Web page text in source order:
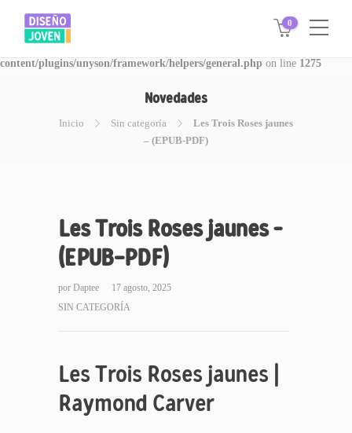
Warning: Invalid argument supplied for foreach() in
/www/disegnojoven.com.ar/htdocs/wp-
content/plugins/unyson/framework/helpers/general.php on line 1275
0
Novedades
Inicio Sin categoría
Les Trois Roses jaunes
– (EPUB-PDF)
Les Trois Roses jaunes –
(EPUB-PDF)
por Daptee
17 agosto, 2025
SIN CATEGORÍA
Les Trois Roses jaunes |
Raymond Carver